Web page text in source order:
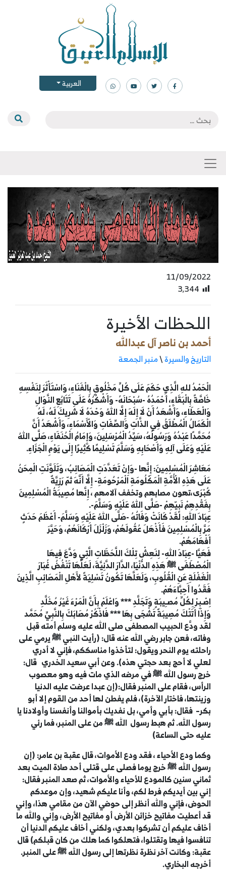
العربية
11/09/2022
3٬344
اللحظات الأخيرة
أحمد بن ناصر آل عبدالله
التاريخ والسيرة\منبر الجمعة
الْحَمْدُ للهِ الَّذِي حَكَمَ عَلَى كُلِّ مَخْلُوقٍ بِالْفَنَاءِ، وَاسْتَأْثَرَ لِنَفْسِهِ
خَاصَّةً بِالْبَقَاءِ، أَحْمَدُهُ -سُبْحَانَهُ- وَأَشْكُرُهُ عَلَى تَتَابُعِ النَّوَالِ
وَالْعَطَاءِ، وَأَشْهَدُ أَنْ لَا إِلَهَ إِلَّا اللهُ وَحْدَهُ لَا شَرِيكَ لَهُ، لَهُ
الْكَمَالُ الْمُطْلَقُ فِي الذَّاتِ وَالصِّفَاتِ وَالْأَسْمَاءِ، وَأَشْهَدُ أَنَّ
مُحَمَّدًا عَبْدُهُ وَرَسُولُهُ، سَيِّدُ الْمُرْسَلِينَ، وَإِمَامُ الْحُنَفَاءِ، صَلَّى اللهُ
عَلَيْهِ وَعَلَى آلِهِ وَأَصْحَابِهِ وَسَلَّمَ تَسْلِيمًا كَثِيرًا إِلَى يَوْمِ الْجَزَاءِ.
مَعَاشِرَ الْمُسْلِمِينَ: إِنَّها -وَإِنْ تَعَدَّدَتِ الْمَصَائِبُ، وَتَلَوَّنَتِ الْمِحَنُ
عَلَى هَذِهِ الْأُمَّةِ الْمَكْلُومَةِ الْمَرْحُومَةِ- إِلَّا أَنَّهَ ثمّ رَزِيَّةٌ
كُبْرَى،تهون مصابهم وتخفف آلامهم ، إِنَّها مُصِيبَةُ الْمُسْلِمِينَ
بِفَقْدِهِمْ نَبِيّهِمْ -صَلَّى اللهُ عَلَيْهِ وَسَلَّمَ-.
عِبَادَ اللهِ: لَقَدْ كَانَتْ وَفَاتُهُ -صَلَّى اللهُ عَلَيْهِ وَسَلَّمَ- أَعْظَمَ حَدَثٍ
مَرَّ بِالْمُسْلِمِينَ فَأَذْهَلَ عُقُولَهُمْ، وَزَلْزَلَ أَرْكَانَهُمْ، وَحَيَّرَ
أَفْهَامَهُمْ.
فَهَيَّا -عِبَادَ اللهِ- لِنَعِشْ تِلْكَ اللَّحَظَاتِ الَّتِي وَدَّعَ فِيهَا
الْمُصْطَفَىﷺهَذِهِ الدُّنْيَا، الدَّارَ الدَّنِيَّةَ، لَعَلَّهَا تَنْفُضُ غُبَارَ
الْغَفْلَةِ عَنِ الْقُلُوبِ، وَلَعَلَّهَا تَكُونُ تَسْلِيَةً لأَهْلِ الْمَصَائِبِ الَّذِينَ
فَقَدُوا أَحِبَّاءَهُمْ.
اِصْـبِرْ لِكُلِّ مُصـِيبَةٍ وَتَجَلَّدِ *** وَاعْلَمْ بِأَنَّ الْمَرْءَ غَيْرُ مُخَلَّدِ
وَإِذَا أَتَتْكَ مُصِيبَةٌ تَشْجَى بِهَا *** فَاذْكُرْ مُصَابَكَ بِالنَّبِيِّ مُحَمَّد
لقد ودَّع الحبيب المصطفى صلى الله عليه وسلم أمته قبل
وفاته، فعن جابر رضي الله عنه قال: (رأيت النبيﷺيرمي على
راحلته يوم النحر ويقول: لتأخذوا مناسككم، فإني لا أدري
لعلي لا أحج بعد حجتي هذه). وعن أبي سعيد الخدري قال:
خرج رسول اللهﷺفي مرضه الذي مات فيه وهو معصوب
الرأس، فقام على المنبر فقال:(إن عبدا عرضت عليه الدنيا
وزينتها، فاختار الآخرة)، فلم يفطن لها أحد من القوم إلا أبو
بكر– فقال: بأبي وأمي، بل نفديك بأموالنا وأنفسنا وأولادنا يا
رسول الله. ثم هبط رسول اللهﷺمن على المنبر، فما رئي
عليه حتى الساعة)
وكما ودع الأحياء ، فقد ودع الأموات، قال عقبة بن عامر: (إن
رسول اللهﷺخرج يوما فصلى على قتلى أحد صلاة الميت بعد
ثماني سنين كالمودع للأحياء والأموات، ثم صعد المنبر فقال:
إني بين أيديكم فرط لكم، وأنا عليكم شهيد، وإن موعدكم
الحوض، فإني والله أنظر إلى حوضي الآن من مقامي هذا، وإني
قد أعطيت مفاتيح خزائن الأرض أو مفاتيح الأرض، وإني والله ما
أخاف عليكم أن تشركوا بعدي، ولكني أخاف عليكم الدنيا أن
تنافسوا فيها وتقتلوا، فتهلكوا كما هلك من كان قبلكم) قال
عقبة: وكانت آخر نظرة نظرتها إلى رسول اللهﷺعلى المنبر.
أخرجه البخاري.